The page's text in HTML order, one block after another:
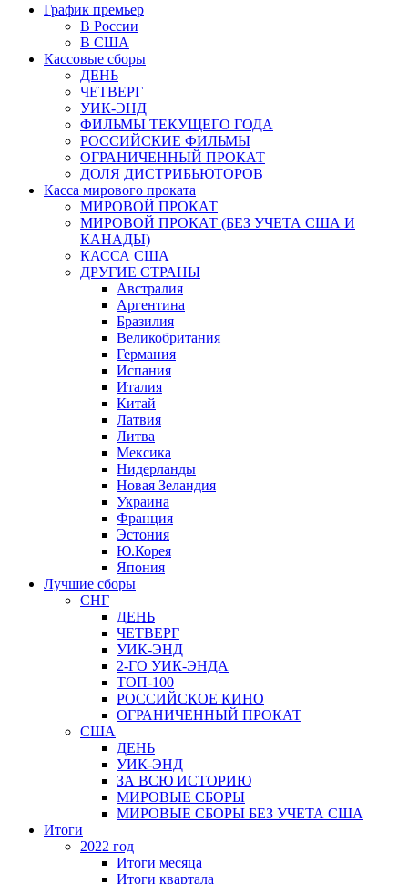
График премьер
В России
В США
Кассовые сборы
ДЕНЬ
ЧЕТВЕРГ
УИК-ЭНД
ФИЛЬМЫ ТЕКУЩЕГО ГОДА
РОССИЙСКИЕ ФИЛЬМЫ
ОГРАНИЧЕННЫЙ ПРОКАТ
ДОЛЯ ДИСТРИБЬЮТОРОВ
Касса мирового проката
МИРОВОЙ ПРОКАТ
МИРОВОЙ ПРОКАТ (БЕЗ УЧЕТА США И
КАНАДЫ)
КАССА США
ДРУГИЕ СТРАНЫ
Австралия
Аргентина
Бразилия
Великобритания
Германия
Испания
Италия
Китай
Латвия
Литва
Мексика
Нидерланды
Новая Зеландия
Украина
Франция
Эстония
Ю.Корея
Япония
Лучшие сборы
СНГ
ДЕНЬ
ЧЕТВЕРГ
УИК-ЭНД
2-ГО УИК-ЭНДА
ТОП-100
РОССИЙСКОЕ КИНО
ОГРАНИЧЕННЫЙ ПРОКАТ
США
ДЕНЬ
УИК-ЭНД
ЗА ВСЮ ИСТОРИЮ
МИРОВЫЕ СБОРЫ
МИРОВЫЕ СБОРЫ БЕЗ УЧЕТА США
Итоги
2022 год
Итоги месяца
Итоги квартала